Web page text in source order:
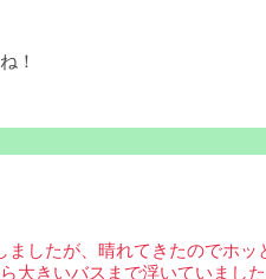
！
したが、晴れてきたのでホッ
大きいバスまで浮いていました